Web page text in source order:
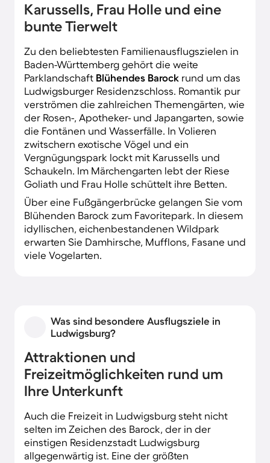
Karussells, Frau Holle und eine
bunte Tierwelt
Zu den beliebtesten Familienausflugszielen in
Baden-Württemberg gehört die weite
Parklandschaft Blühendes Barock rund um das
Ludwigsburger Residenzschloss. Romantik pur
verströmen die zahlreichen Themengärten, wie
der Rosen-, Apotheker- und Japangarten, sowie
die Fontänen und Wasserfälle. In Volieren
zwitschern exotische Vögel und ein
Vergnügungspark lockt mit Karussells und
Schaukeln. Im Märchengarten lebt der Riese
Goliath und Frau Holle schüttelt ihre Betten.
Über eine Fußgängerbrücke gelangen Sie vom
Blühenden Barock zum Favoritepark. In diesem
idyllischen, eichenbestandenen Wildpark
erwarten Sie Damhirsche, Mufflons, Fasane und
viele Vogelarten.
Was sind besondere Ausflugsziele in
Ludwigsburg?
Attraktionen und
Freizeitmöglichkeiten rund um
Ihre Unterkunft
Auch die Freizeit in Ludwigsburg steht nicht
selten im Zeichen des Barock, der in der
einstigen Residenzstadt Ludwigsburg
allgegenwärtig ist. Eine der größten